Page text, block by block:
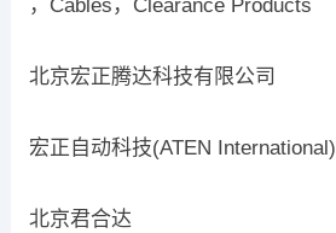
，Cables，Clearance Products
北京宏正腾达科技有限公司
宏正自动科技(ATEN International)
北京君合达